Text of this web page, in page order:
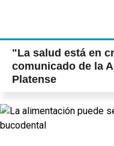
"La salud está en
comunicado de la
Platense